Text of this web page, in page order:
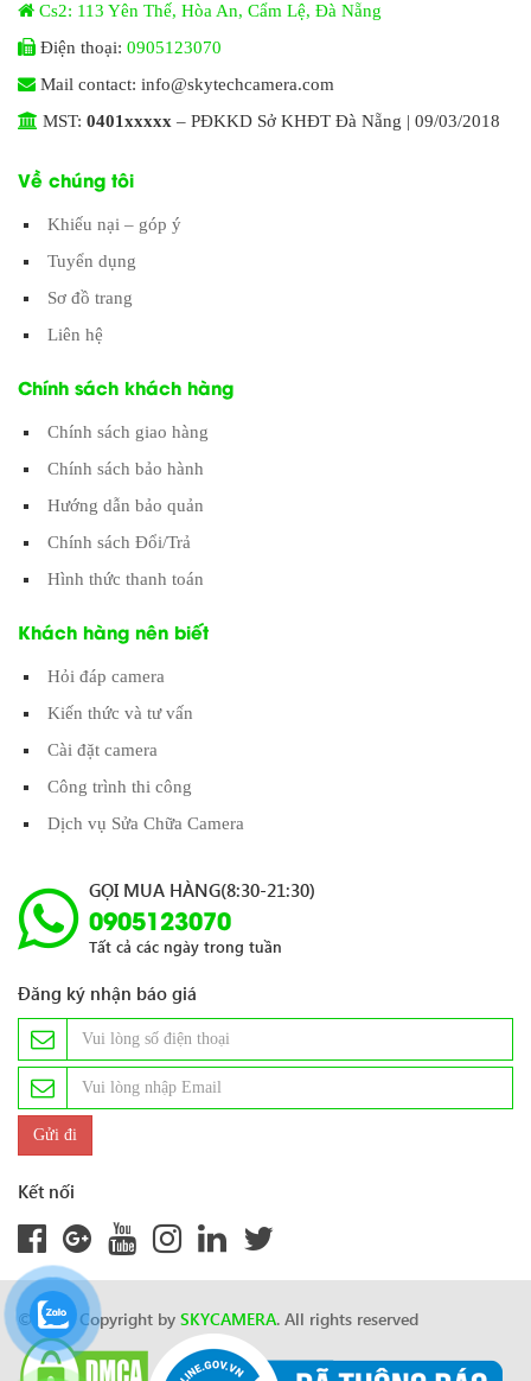
Cs2: 113 Yên Thế, Hòa An, Cẩm Lệ, Đà Nẵng
Điện thoại: 0905123070
Mail contact: info@skytechcamera.com
MST: 0401xxxxx – PĐKKD Sở KHĐT Đà Nẵng | 09/03/2018
Về chúng tôi
Khiếu nại – góp ý
Tuyển dụng
Sơ đồ trang
Liên hệ
Chính sách khách hàng
Chính sách giao hàng
Chính sách bảo hành
Hướng dẫn bảo quản
Chính sách Đổi/Trả
Hình thức thanh toán
Khách hàng nên biết
Hỏi đáp camera
Kiến thức và tư vấn
Cài đặt camera
Công trình thi công
Dịch vụ Sửa Chữa Camera
GỌI MUA HÀNG(8:30-21:30)
0905123070
Tất cả các ngày trong tuần
Đăng ký nhận báo giá
Kết nối
© 2024 Copyright by SKYCAMERA. All rights reserved